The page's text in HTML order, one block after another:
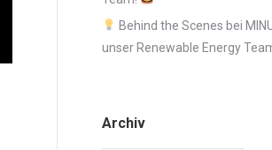
Behind the Scenes bei
unser Renewable Energy
Archiv